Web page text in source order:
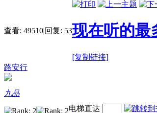
查看: 49510|回复: 53现在听的最
[复制链接]
路安行
九品
电梯直达